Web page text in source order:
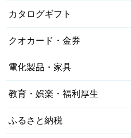
カタログギフト
クオカード・金券
電化製品・家具
教育・娯楽・福利厚生
ふるさと納税